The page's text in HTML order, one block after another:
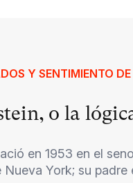
Y SENTIMIENTO
o la
en 1953 en el
Nueva York; su